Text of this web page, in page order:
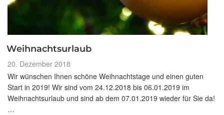
Weihnachtsurlaub
Veröffentlicht
am
20. Dezember 2018
Wir wünschen Ihnen schöne Weihnachtstage und einen guten
Start in 2019! Wir sind vom 24.12.2018 bis 06.01.2019 im
Weihnachtsurlaub und sind ab dem 07.01.2019 wieder für Sie da!
…